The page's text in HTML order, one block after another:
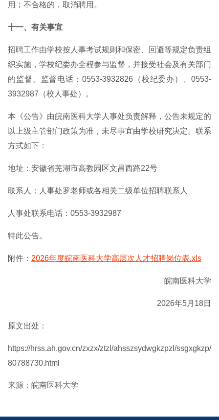
用；不合格的，取消聘用。
十一、有关事宜
招聘工作由学校按人事考试规则和保密、回避等规定负责组
织实施，学校纪委办全程参与监督，并接受社会及有关部门
的监督。监督电话：0553-3932826（校纪委办）、0553-
3932987（校人事处）。
本《公告》由皖南医科大学人事处负责解释，公告未规定的
以上级主管部门政策为准，未尽事宜由学校研究决定。联系
方式如下：
地址：安徽省芜湖市高教园区文昌西路22号
联系人：人事处罗老师或各相关二级单位招聘联系人
人事处联系电话：0553-3932987
特此公告。
附件： 2026年度皖南医科大学高层次人才招聘岗位表.xls
皖南医科大学
2026年5月18日
原文出处：
https://hrss.ah.gov.cn/zxzx/ztzl/ahsszsydwgkzpzl/ssgxgkzp/
80788730.html
来源：皖南医科大学